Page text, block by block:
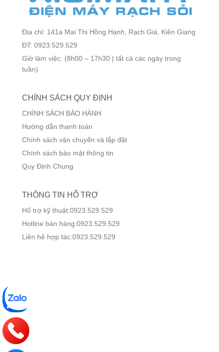
Địa chỉ: 141a Mai Thị Hồng Hạnh, Rạch Giá, Kiên Giang
ĐT: 0923.529.529
Giờ làm việc: (8h00 – 17h30 | tất cả các ngày trong
tuần)
CHÍNH SÁCH QUY ĐỊNH
CHÍNH SÁCH BẢO HÀNH
Hướng dẫn thanh toán
Chính sách vận chuyển và lắp đặt
Chính sách bảo mật thông tin
Quy Định Chung
THÔNG TIN HỖ TRỢ
Hổ trợ kỹ thuật:0923.529.529
Hotline bán hàng:0923.529.529
Liên hệ hợp tác:0923.529.529